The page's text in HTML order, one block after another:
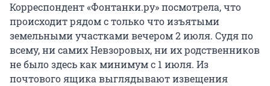
Корреспондент «Фонтанки.ру» посмотрела, что
происходит рядом с только что изъятыми
земельными участками вечером 2 июля. Судя по
всему, ни самих Невзоровых, ни их родственников
не было здесь как минимум с 1 июля. Из
почтового ящика выглядывают извещения